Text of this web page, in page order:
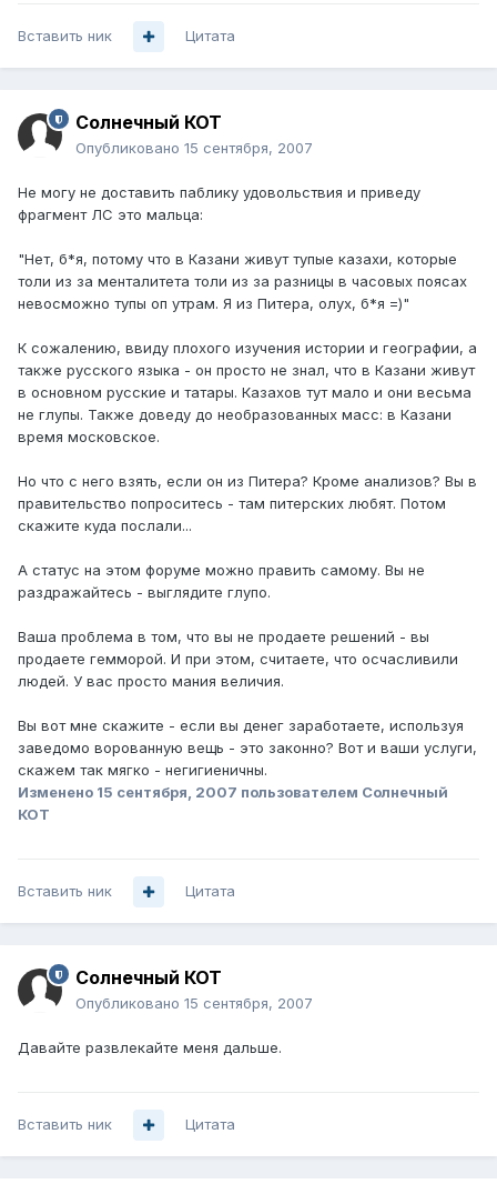
Вставить ник Цитата
Солнечный КОТ
Опубликовано 15 сентября, 2007
Не могу не доставить паблику удовольствия и приведу
фрагмент ЛС это мальца:
"Нет, б*я, потому что в Казани живут тупые казахи, которые
толи из за менталитета толи из за разницы в часовых поясах
невосможно тупы оп утрам. Я из Питера, олух, б*я =)"
К сожалению, ввиду плохого изучения истории и географии, а
также русского языка - он просто не знал, что в Казани живут
в основном русские и татары. Казахов тут мало и они весьма
не глупы. Также доведу до необразованных масс: в Казани
время московское.
Но что с него взять, если он из Питера? Кроме анализов? Вы в
правительство попроситесь - там питерских любят. Потом
скажите куда послали...
А статус на этом форуме можно править самому. Вы не
раздражайтесь - выглядите глупо.
Ваша проблема в том, что вы не продаете решений - вы
продаете гемморой. И при этом, считаете, что осчасливили
людей. У вас просто мания величия.
Вы вот мне скажите - если вы денег заработаете, используя
заведомо ворованную вещь - это законно? Вот и ваши услуги,
скажем так мягко - негигиеничны.
Изменено 15 сентября, 2007 пользователем Солнечный
КОТ
Вставить ник Цитата
Солнечный КОТ
Опубликовано 15 сентября, 2007
Давайте развлекайте меня дальше.
Вставить ник Цитата